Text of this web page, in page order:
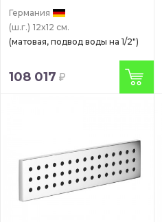
Германия
(ш.г.) 12x12 см.
(матовая, подвод воды на 1/2")
108 017